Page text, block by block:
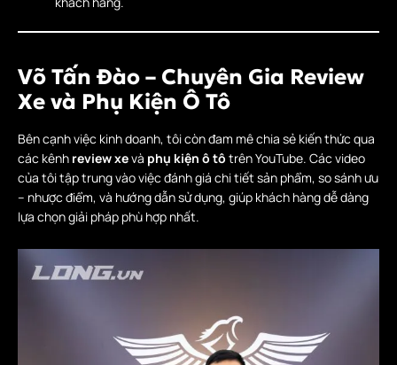
Võ Tấn Đào – Chuyên Gia Review
Xe và Phụ Kiện Ô Tô
Bên cạnh việc kinh doanh, tôi còn đam mê chia sẻ kiến thức qua
các kênh review xevà phụ kiện ô tô trên YouTube. Các video
của tôi tập trung vào việc đánh giá chi tiết sản phẩm, so sánh ưu
– nhược điểm, và hướng dẫn sử dụng, giúp khách hàng dễ dàng
lựa chọn giải pháp phù hợp nhất.